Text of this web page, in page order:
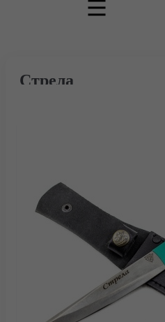
Каталог
Тактические ножи
Стрела